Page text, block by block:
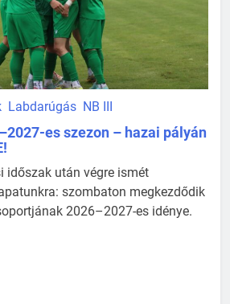
Labdarúgás NB III
es szezon – hazai pályán
időszak után végre ismét
szombaton megkezdődik
2026–2027-es idénye.